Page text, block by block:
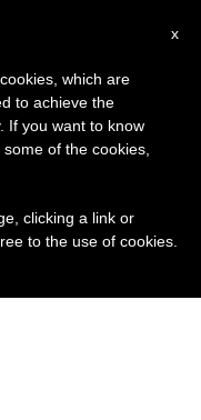
x
which are
to achieve the
If you want to know
of the cookies,
clicking a link or
to the use of cookies.